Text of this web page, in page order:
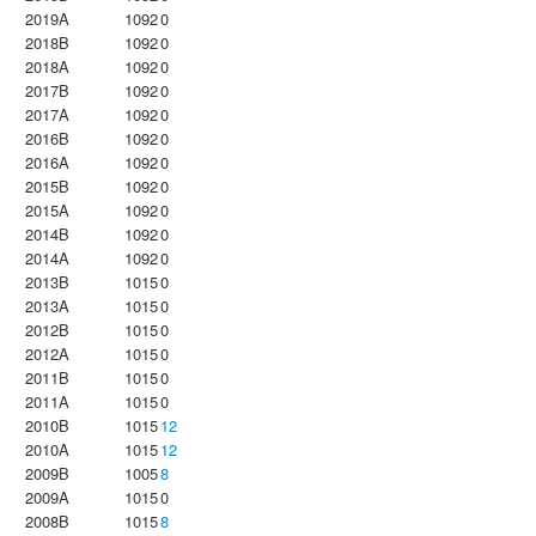
2019A
10920
2018B
10920
2018A
10920
2017B
10920
2017A
10920
2016B
10920
2016A
10920
2015B
10920
2015A
10920
2014B
10920
2014A
10920
2013B
10150
2013A
10150
2012B
10150
2012A
10150
2011B
10150
2011A
10150
2010B
101512
2010A
101512
2009B
10058
2009A
10150
2008B
10158